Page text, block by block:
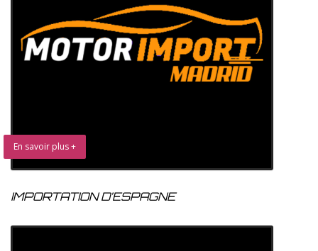
En savoir plus +
IMPORTATION D’ESPAGNE